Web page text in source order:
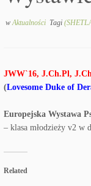
wAktualności Tagi
JWW`16, J.Ch.Pl,
(Lovesome Duke of
Europejska Wystawa
– klasa młodzieży v2 w
Related